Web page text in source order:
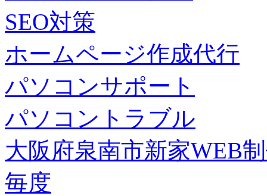
SEO対策
ホームページ作成代行
パソコンサポート
パソコントラブル
大阪府泉南市新家WEB
毎度